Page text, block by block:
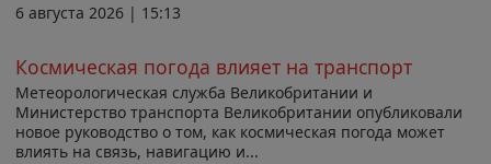
6 августа 2026 | 15:13
Космическая погода влияет на транспорт
Метеорологическая служба Великобритании и
Министерство транспорта Великобритании опубликовали
новое руководство о том, как космическая погода может
влиять на связь, навигацию и...